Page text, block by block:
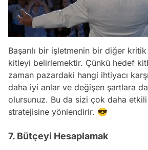
Başarılı bir işletmenin bir diğer kritik
kitleyi belirlemektir. Çünkü hedef
zaman pazardaki hangi ihtiyacı
daha iyi anlar ve değişen şartlara
olursunuz. Bu da sizi çok daha
stratejisine yönlendirir. 😎
7. Bütçeyi Hesaplamak